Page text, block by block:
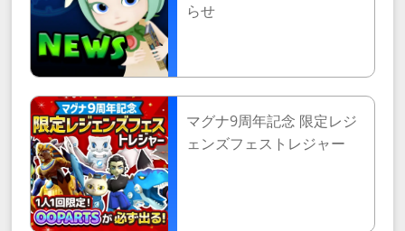
らせ
マグナ9周年記念 限定レジ
ェンズフェストレジャー